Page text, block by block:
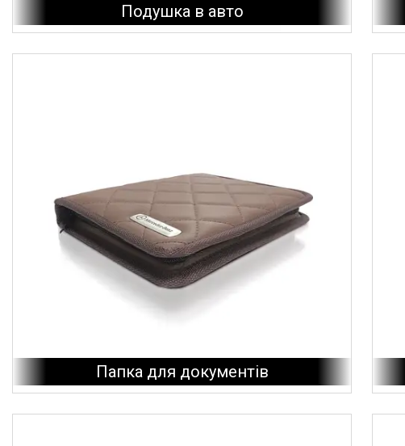
Подушка в авто
Папка для документів